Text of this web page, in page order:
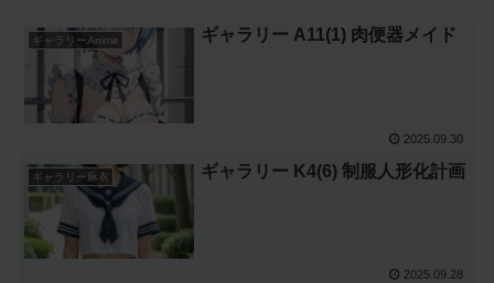
ギャラリーAnime ギャラリー A11(1) 肉便器メイド
2025.09.30
ギャラリー麻衣 ギャラリー K4(6) 制服人形化計画
2025.09.28